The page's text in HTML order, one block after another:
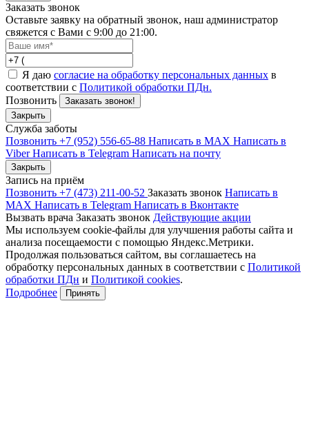
Заказать звонок
Оставьте заявку на обратный звонок, наш администратор
свяжется с Вами с 9:00 до 21:00.
Я даю согласие на обработку персональных данных в
соответствии с Политикой обработки ПДн.
Позвонить
Заказать звонок!
Закрыть
Служба заботы
Позвонить +7 (952) 556-65-88 Написать в MAX Написать в
ViberНаписать в Telegram Написать на почту
Закрыть
Запись на приём
Позвонить +7 (473) 211-00-52 Заказать звонок Написать в
MAX Написать в Telegram Написать в Вконтакте
Вызвать врача Заказать звонок Действующие акции
Мы используем cookie-файлы для улучшения работы сайта и
анализа посещаемости с помощью Яндекс.Метрики.
Продолжая пользоваться сайтом, вы соглашаетесь на
обработку персональных данных в соответствии с Политикой
обработки ПДн и Политикой cookies.
Подробнее
Принять